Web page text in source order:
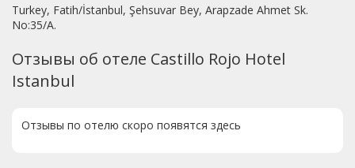
Turkey, Fatih/İstanbul, Şehsuvar Bey, Arapzade Ahmet Sk.
No:35/A.
Отзывы об отеле Castillo Rojo Hotel
Istanbul
Отзывы по отелю скоро появятся здесь